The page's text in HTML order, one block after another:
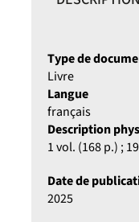
Type de
Livre
Langue
français
Description
1 vol. (168 p.) ;
Date de
2025